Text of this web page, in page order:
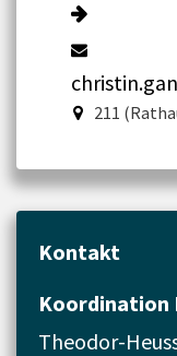
211
Kontakt
Koordination
Theodor-